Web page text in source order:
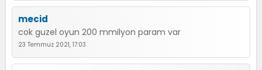
mecid
cok guzel oyun 200 mmilyon param var
23 Temmuz 2021, 17:03